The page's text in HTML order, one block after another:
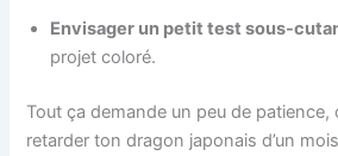
Envisager un petit test sous-
projet coloré.
Tout ça demande un peu de patience,
retarder ton dragon japonais d’un